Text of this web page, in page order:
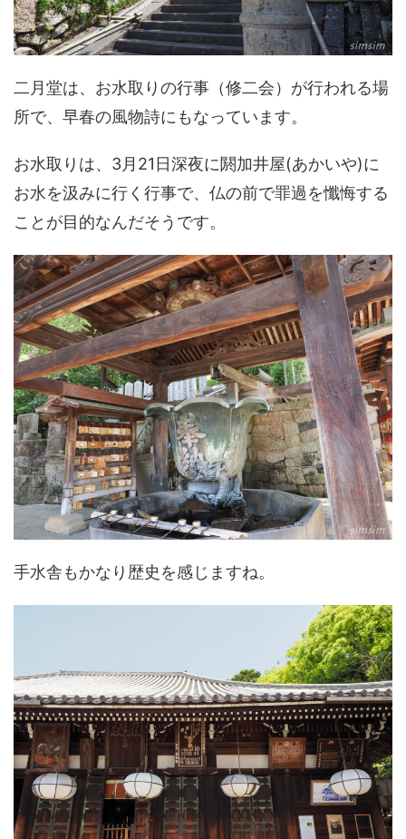
二月堂は、お水取りの行事（修二会）が行われる場
所で、早春の風物詩にもなっています。
お水取りは、3月21日深夜に閼加井屋(あかいや)に
お水を汲みに行く行事で、仏の前で罪過を懺悔する
ことが目的なんだそうです。
手水舎もかなり歴史を感じますね。